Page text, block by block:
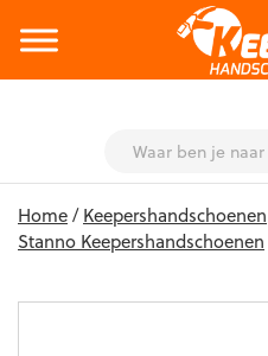
content
Home/Keepershandschoenen
Stanno Keepershandschoenen